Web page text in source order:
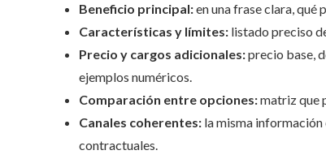
Beneficio principal:en una frase clara, qué
Características y límites: listado preciso
Precio y cargos adicionales:precio base,
ejemplos numéricos.
Comparación entre opciones:matriz que
Canales coherentes: la misma
contractuales.